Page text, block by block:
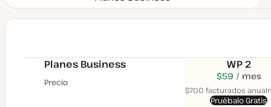
Planes Business WP 2
Precio
mes
$59 USD
mes
$700 facturados
Pruébalo Gratis